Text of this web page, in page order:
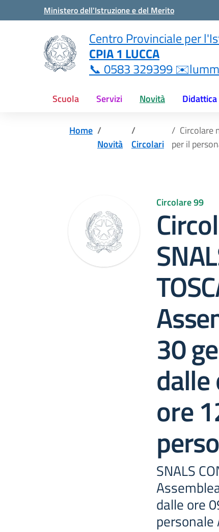
Vai ai contenuti
Vai al menu di navigazione
Ministero dell'Istruzione e del Merito
Centro Provinciale per
CPIA 1 LUCCA
📞 0583 329399
Scuola Servizi Novità Didattica
Home
Novità
Circolari
Circolare
per il
Circolare 99
30
dalle
ore
SNALS
dalle ore
personale